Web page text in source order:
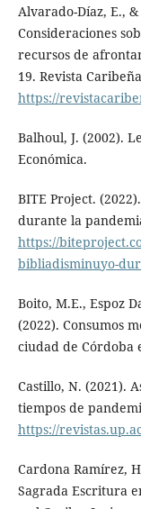
Alvarado-Díaz, E.,
Consideraciones
recursos de
19. Revista
https://
Balhoul, J. (2002).
Económica.
BITE Project.
durante la
https://
bibliadisminuyo-
Boito, M.E., Espoz
(2022). Consumos
ciudad de Córdoba
Castillo, N. (2021).
tiempos de
https://
Cardona Ramírez,
Sagrada Escritura